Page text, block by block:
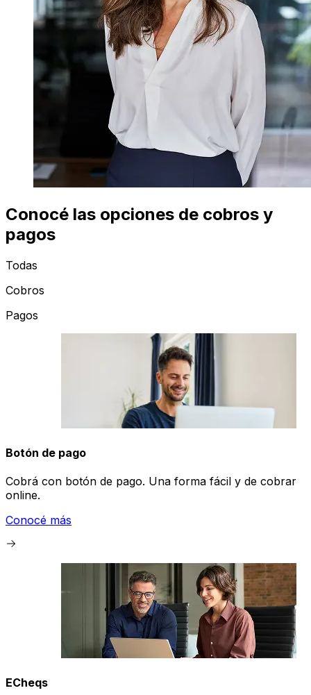
Conocé las opciones de cobros y
pagos
Todas
Cobros
Pagos
Botón de pago
Cobrá con botón de pago. Una forma fácil y de cobrar
online.
Conocé más
ECheqs